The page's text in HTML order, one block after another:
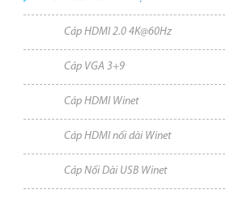
Cáp HDMI 2.0 4K@60Hz
Cáp VGA 3+9
Cáp HDMI Winet
Cáp HDMI nối dài Winet
Cáp Nối Dài USB Winet